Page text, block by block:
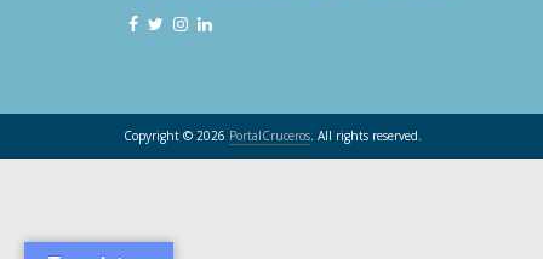
Copyright © 2026 PortalCruceros. All rights reserved.